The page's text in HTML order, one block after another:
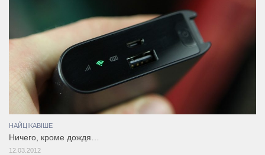
НАЙЦІКАВІШЕ
Ничего, кроме дождя…
12.03.2012